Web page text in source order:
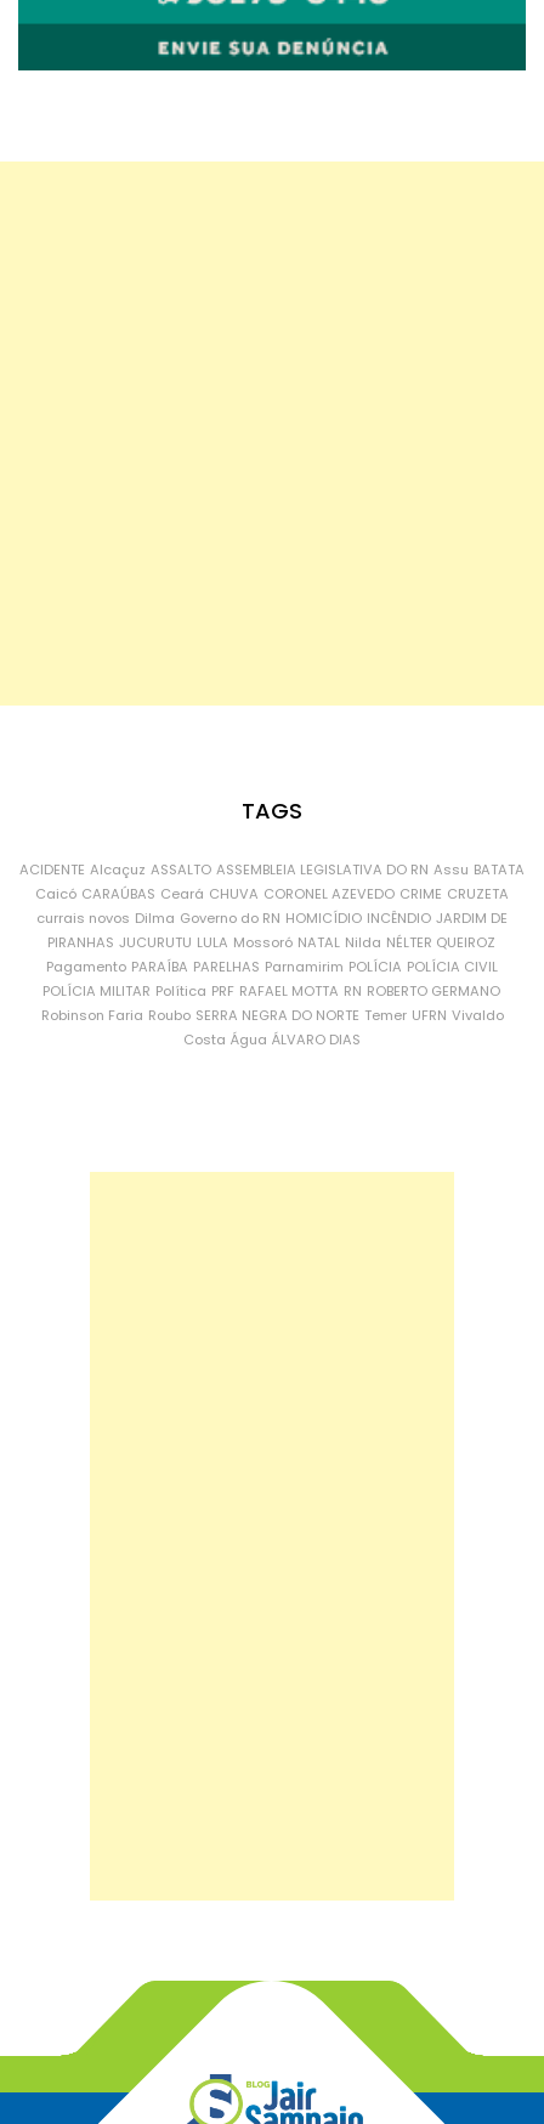
TAGS
ACIDENTE Alcaçuz ASSALTO ASSEMBLEIA LEGISLATIVA DO RN Assu BATATA
Caicó CARAÚBAS Ceará CHUVA CORONEL AZEVEDO CRIME CRUZETA
currais novos Dilma Governo do RN HOMICÍDIO INCÊNDIO JARDIM DE
PIRANHAS JUCURUTU LULA Mossoró NATAL Nilda NÉLTER QUEIROZ
Pagamento PARAÍBA PARELHAS Parnamirim POLÍCIA POLÍCIA CIVIL
POLÍCIA MILITAR Política PRF RAFAEL MOTTA RN ROBERTO GERMANO
Robinson Faria Roubo SERRA NEGRA DO NORTE Temer UFRN Vivaldo
Costa Água ÁLVARO DIAS